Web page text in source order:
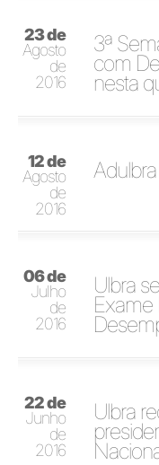
23 de
Agosto
de
2016
3ª
com
nesta
12 de
Agosto
de
2016
06 de
Julho
de
2016
Ulbra
Exame
22 de
Junho
de
2016
Ulbra